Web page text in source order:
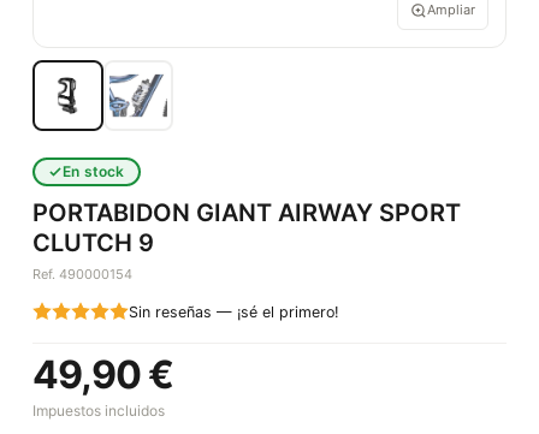
Ampliar
En stock
PORTABIDON GIANT AIRWAY SPORT
CLUTCH 9
Ref. 490000154
Sin reseñas — ¡sé el primero!
49,90 €
Impuestos incluidos